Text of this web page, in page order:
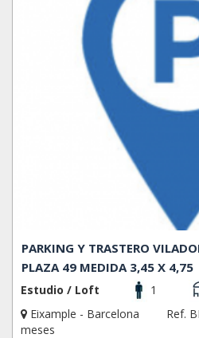
PARKING Y TRASTERO
PLAZA 49 MEDIDA 3,45 X 4,75
Estudio / Loft 1
Eixample - Barcelona
Ref.
meses